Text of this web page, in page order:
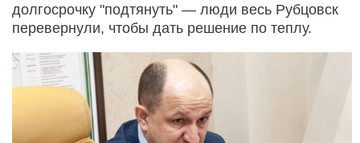
долгосрочку "подтянуть" — люди весь Рубцовск
перевернули, чтобы дать решение по теплу.